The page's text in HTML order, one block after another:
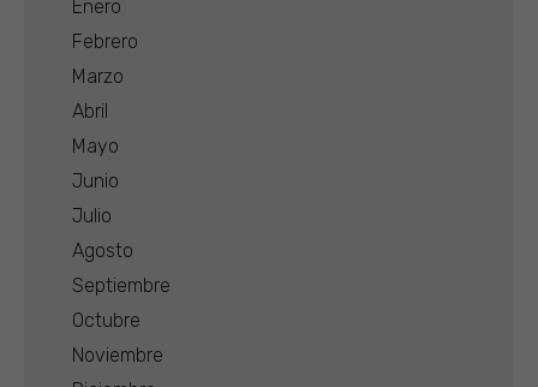
Enero
Febrero
Marzo
Abril
Mayo
Junio
Julio
Agosto
Septiembre
Octubre
Noviembre